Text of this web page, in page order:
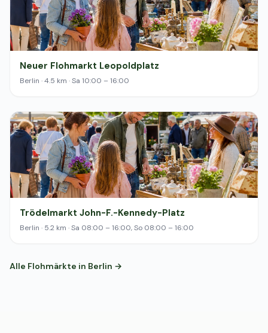
Neuer Flohmarkt Leopoldplatz
Berlin · 4.5 km · Sa 10:00 – 16:00
Trödelmarkt John-F.-Kennedy-Platz
Berlin · 5.2 km · Sa 08:00 – 16:00, So 08:00 – 16:00
Alle Flohmärkte in Berlin →